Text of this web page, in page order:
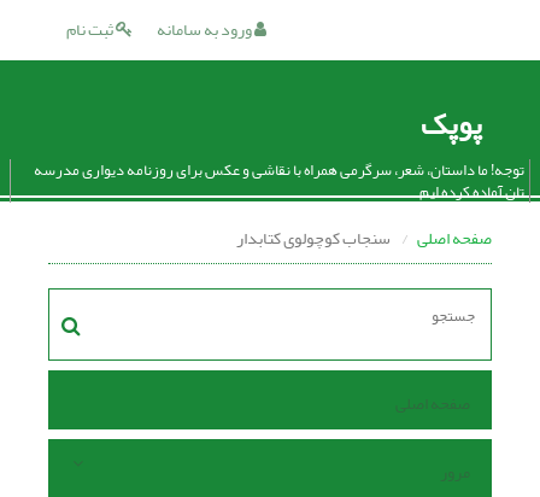
ثبت نام ورود به سامانه
پوپک
توجه! ما داستان، شعر، سرگرمی همراه با نقاشی و عکس برای روزنامه دیواری مدرسه
تان آماده کرده ایم.
صفحه اصلی سنجاب کوچولوی کتابدار
صفحه اصلی
مرور